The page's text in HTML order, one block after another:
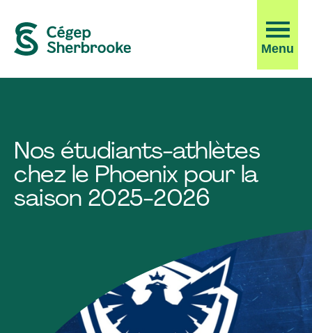
la
Menu
Nos étudiants-athlètes
chez le Phoenix pour la
saison 2025-2026